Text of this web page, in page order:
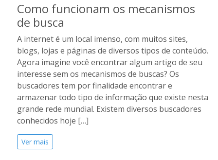
Como funcionam os mecanismos
de busca
A internet é um local imenso, com muitos sites,
blogs, lojas e páginas de diversos tipos de conteúdo.
Agora imagine você encontrar algum artigo de seu
interesse sem os mecanismos de buscas? Os
buscadores tem por finalidade encontrar e
armazenar todo tipo de informação que existe nesta
grande rede mundial. Existem diversos buscadores
conhecidos hoje […]
Ver mais